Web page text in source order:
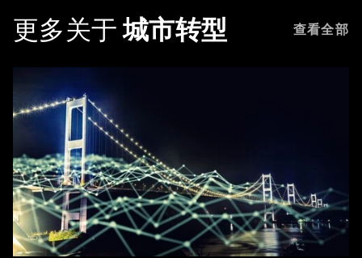
更多关于 城市转型 查看全部